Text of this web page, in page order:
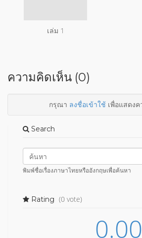
เล่ม 1
ความคิดเห็น (0)
กรุณา ลงชื่อเข้าใช้เพื่อแสดงค
Search
พิมพ์ชื่อเรื่องภาษาไทยหรืออังกฤษเพื่อค้นหา
Rating (0 vote)
0.00